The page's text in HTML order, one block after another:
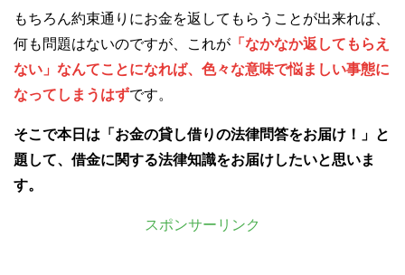
もちろん約束通りにお金を返してもらうことが出来れば、
何も問題はないのですが、これが 「なかなか返してもらえ
ない」なんてことになれば、色々な意味で悩ましい事態に
なってしまうはずです。
そこで本日は「 お金の貸し借りの法律問答をお届け！」と
題して、借金に関する法律知識をお届けしたいと思いま
す。
スポンサーリンク